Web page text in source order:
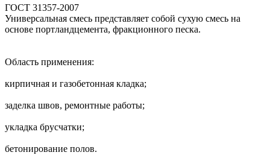
ГОСТ 31357-2007
Универсальная смесь представляет собой сухую смесь на
основе портландцемента, фракционного песка.
Область применения:
кирпичная и газобетонная кладка;
заделка швов, ремонтные работы;
укладка брусчатки;
бетонирование полов.